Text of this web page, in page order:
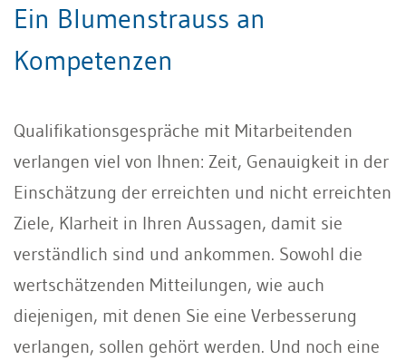
Ein Blumenstrauss an
Kompetenzen
Qualifikationsgespräche mit Mitarbeitenden
verlangen viel von Ihnen: Zeit, Genauigkeit in der
Einschätzung der erreichten und nicht erreichten
Ziele, Klarheit in Ihren Aussagen, damit sie
verständlich sind und ankommen. Sowohl die
wertschätzenden Mitteilungen, wie auch
diejenigen, mit denen Sie eine Verbesserung
verlangen, sollen gehört werden. Und noch eine